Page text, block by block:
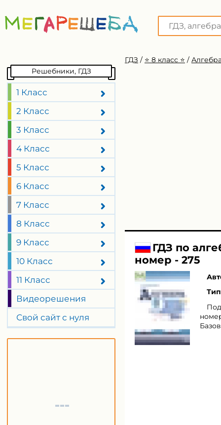
Решебники, ГДЗ
1 Класс
2 Класс
3 Класс
4 Класс
5 Класс
6 Класс
7 Класс
8 Класс
9 Класс
10 Класс
11 Класс
Видеорешения
Свой сайт с нуля
ГДЗ / ⭐️ 8 класс ⭐️ /
ГДЗ по
номер - 275